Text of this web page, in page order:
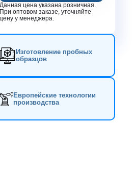
Данная цена указана розничная.
При оптовом заказе, уточняйте
цену у менеджера.
Изготовление пробных
образцов
Европейские технологии
производства